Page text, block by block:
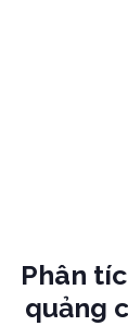
Phân
quảng